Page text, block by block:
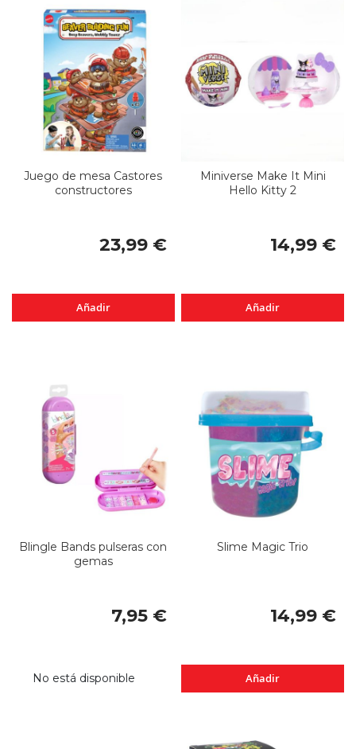
Juego de mesa Castores
constructores
23,99 €
Añadir
Miniverse Make It Mini
Hello Kitty 2
14,99 €
Añadir
Blingle Bands pulseras con
gemas
7,95 €
No está disponible
Slime Magic Trio
14,99 €
Añadir